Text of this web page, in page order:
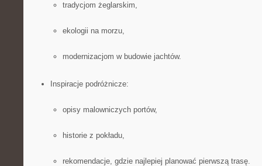
tradycjom żeglarskim,
ekologii na morzu,
modernizacjom w budowie jachtów.
Inspiracje podróżnicze:
opisy malowniczych portów,
historie z pokładu,
rekomendacje, gdzie najlepiej planować pierwszą trasę.